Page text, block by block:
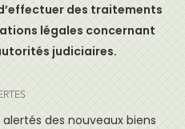
des traitements
légales concernant
judiciaires.
des nouveaux biens